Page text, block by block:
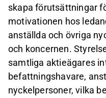
skapa förutsättningar
motivationen hos
anställda och övriga
och koncernen.
samtliga aktieägares
befattningshavare,
nyckelpersoner, vilka